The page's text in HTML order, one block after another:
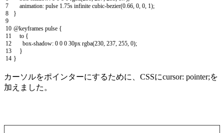
7
8
9
10
11
12
13
14
animation: pulse 1.75s infinite cubic-bezier(0.66 0 0 1);
}
@keyframes pulse {
to {
box-shadow: 0 0 0 30px rgba(230 237 255 0);
}
}
カーソルをポインターにするために、CSSにcursor: pointer;を
加えました。